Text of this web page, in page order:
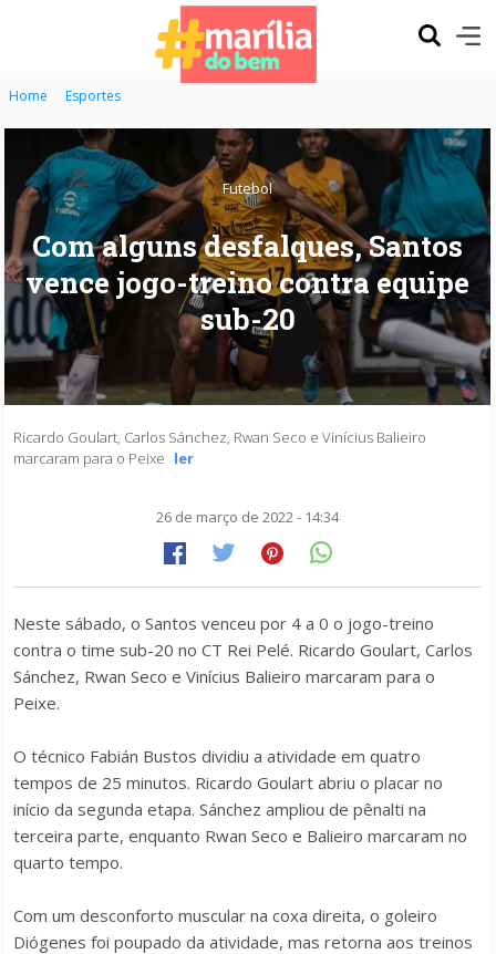
Home Esportes
Futebol
Com alguns desfalques, Santos
vence jogo-treino contra equipe
sub-20
Ricardo Goulart, Carlos Sánchez, Rwan Seco e Vinícius Balieiro
marcaram para o Peixe ler
26 de março de 2022 - 14:34
Neste sábado, o Santos venceu por 4 a 0 o jogo-treino
contra o time sub-20 no CT Rei Pelé. Ricardo Goulart, Carlos
Sánchez, Rwan Seco e Vinícius Balieiro marcaram para o
Peixe.
O técnico Fabián Bustos dividiu a atividade em quatro
tempos de 25 minutos. Ricardo Goulart abriu o placar no
início da segunda etapa. Sánchez ampliou de pênalti na
terceira parte, enquanto Rwan Seco e Balieiro marcaram no
quarto tempo.
Com um desconforto muscular na coxa direita, o goleiro
Diógenes foi poupado da atividade, mas retorna aos treinos